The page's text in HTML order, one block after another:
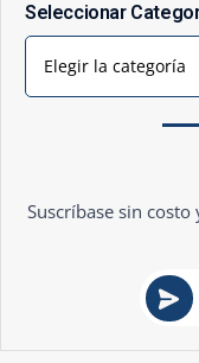
Seleccionar
Elegir la categoría
Suscríbase sin